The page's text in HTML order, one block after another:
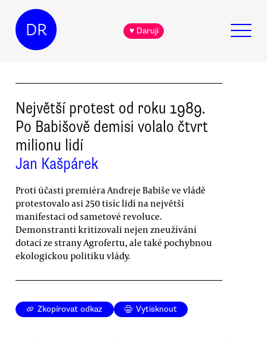
DR ♥ Daruji
Největší protest od roku 1989.
Po Babišově demisi volalo čtvrt
milionu lidí
Jan Kašpárek
Proti účasti premiéra Andreje Babiše ve vládě
protestovalo asi 250 tisíc lidí na největší
manifestaci od sametové revoluce.
Demonstranti kritizovali nejen zneužívání
dotací ze strany Agrofertu, ale také pochybnou
ekologickou politiku vlády.
Zkopírovat odkaz Vytisknout